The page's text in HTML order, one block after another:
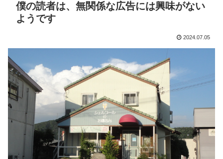
僕の読者は、無関係な広告には興味がない
ようです
2024.07.05